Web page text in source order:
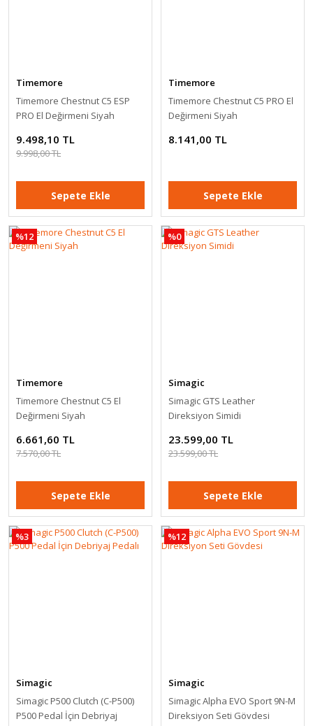
Sepete Ekle
8.299,00 TL
Sepete Ekle
Moza R5 Direksiyon Seti + Xblos R36 Direksiyon Standı
Timemore
Timemore Chestnut C5 ESP
PRO El Değirmeni Siyah
9.498,10 TL
9.998,00 TL
Sepete Ekle
Timemore
Timemore Chestnut C5 PRO El
Değirmeni Siyah
8.141,00 TL
Sepete Ekle
%12
Timemore
Timemore Chestnut C5 El
Değirmeni Siyah
6.661,60 TL
7.570,00 TL
Sepete Ekle
%0
Simagic
Simagic GTS Leather
Direksiyon Simidi
23.599,00 TL
23.599,00 TL
Sepete Ekle
%3
Simagic
Simagic P500 Clutch (C-P500)
P500 Pedal İçin Debriyaj
%12
Simagic
Simagic Alpha EVO Sport 9N-M
Direksiyon Seti Gövdesi